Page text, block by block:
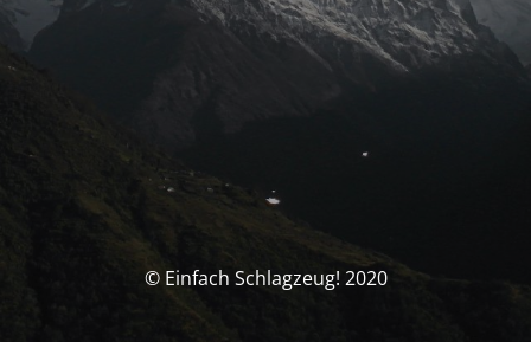
© Einfach Schlagzeug! 2020